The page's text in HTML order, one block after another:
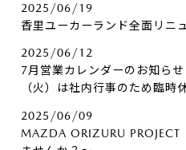
2025/06/19
香里ユーカーランド全面リニ
2025/06/12
7月営業カレンダーのお知ら
（火）は社内行事のため臨時
2025/06/09
MAZDA ORIZURU